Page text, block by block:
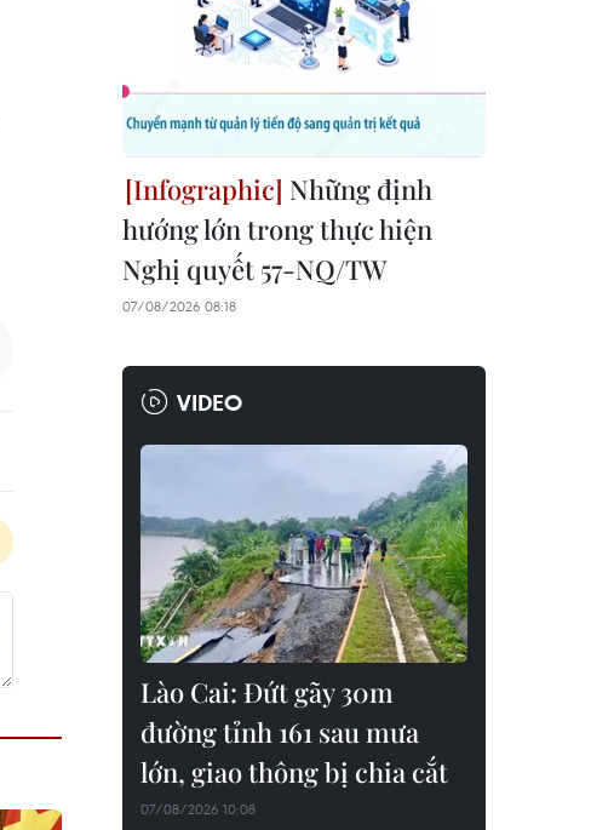
Những định
hướng lớn trong thực hiện
Nghị quyết 57-NQ/TW
07/08/2026 08:18
VIDEO
Lào Cai: Đứt gãy 30m
đường tỉnh 161 sau mưa
lớn, giao thông bị chia cắt
07/08/2026 10:08